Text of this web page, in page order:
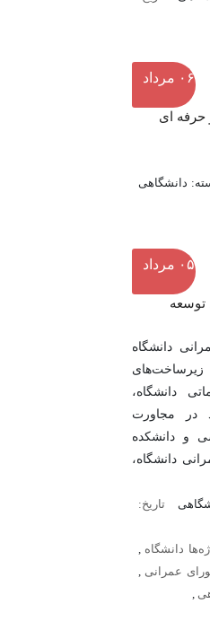
۰۶ مرداد
حرفه ای
دانشگاهی
۰۵ مرداد
توسعه
دانشگاه
دانشگاه،
در مجاورت
و دانشکده
دانشگاه،
تاریخ:
دانشگاه ,
عمرانی ,
,